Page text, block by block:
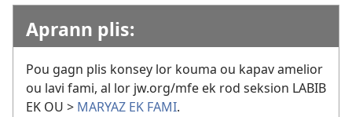
Aprann plis:
Pou gagn plis konsey lor kouma ou kapav amelior
ou lavi fami, al lor jw.org/mfe ek rod seksion LABIB
EK OU > MARYAZ EK FAMI.